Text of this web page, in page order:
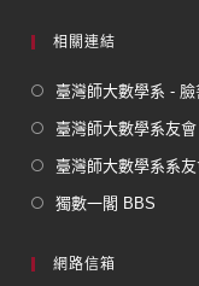
相關連結
臺灣師大數學系 -
臺灣師大數學系友會
臺灣師大數學系系
獨數一閣 BBS
網路信箱